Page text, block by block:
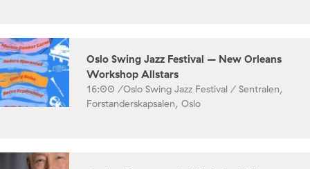
Oslo Swing Jazz Festival – New Orleans
Workshop Allstars
16:00 /Oslo Swing Jazz Festival / Sentralen,
Forstanderskapsalen, Oslo